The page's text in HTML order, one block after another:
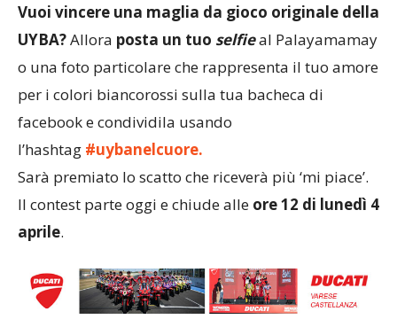
Vuoi vincere una maglia da gioco originale della
UYBA?Allora posta un tuo selfieal Palayamamay
o una foto particolare che rappresenta il tuo amore
per i colori biancorossi sulla tua bacheca di
facebook e condividila usando
l’hashtag #uybanelcuore.
Sarà premiato lo scatto che riceverà più ‘mi piace’.
Il contest parte oggi e chiude alle ore 12 di lunedì 4
aprile.